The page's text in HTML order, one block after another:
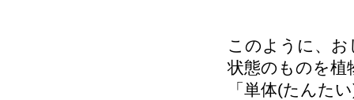
このように、
状態のものを植
「単体(たんた